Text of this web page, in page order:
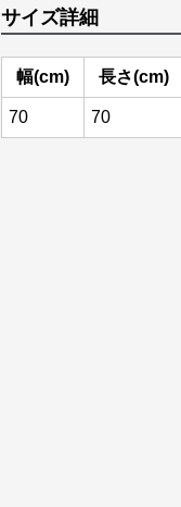
サイズ詳細
幅(cm) 長さ(cm)
70 70